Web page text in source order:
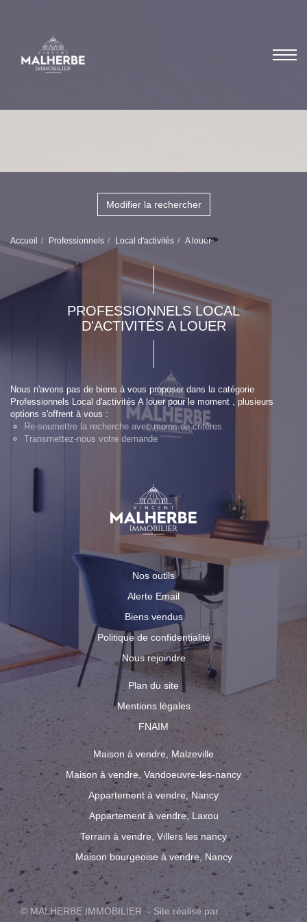
Modifier la rechercher
Accueil Professionnels Local d'activités A louer
PROFESSIONNELS LOCAL
D'ACTIVITÉS A LOUER
Nous n'avons pas de biens à vous proposer dans la catégorie
Professionnels Local d'activités A louer pour le moment , plusieurs
options s'offrent à vous :
Re-soumettre la recherche avec moins de critères.
Transmettez-nous votre demande
Nos outils
Alerte Email
Biens vendus
Politique de confidentialité
Nous rejoindre
Plan du site
Mentions légales
FNAIM
Maison à vendre, Malzeville
Maison à vendre, Vandoeuvre-les-nancy
Appartement à vendre, Nancy
Appartement à vendre, Laxou
Terrain à vendre, Villers les nancy
Maison bourgeoise à vendre, Nancy
© MALHERBE IMMOBILIER - Site réalisé par :